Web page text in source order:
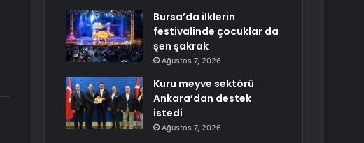
Bursa’da ilklerin
festivalinde çocuklar da
şen şakrak
Ağustos 7, 2026
Kuru meyve sektörü
Ankara’dan destek
istedi
Ağustos 7, 2026